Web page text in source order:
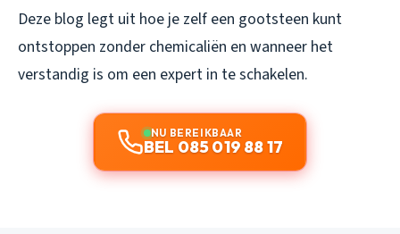
Deze blog legt uit hoe je zelf een gootsteen kunt
ontstoppen zonder chemicaliën en wanneer het
verstandig is om een expert in te schakelen.
NU BEREIKBAAR
BEL 085 019 88 17